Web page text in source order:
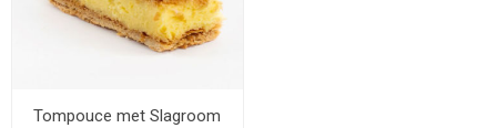
Tompouce met Slagroom